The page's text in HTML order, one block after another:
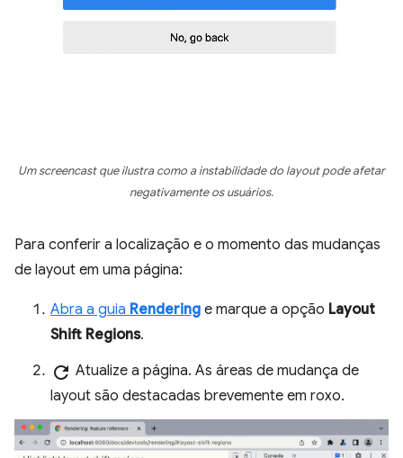
Um screencast que ilustra como a instabilidade do layout pode afetar
negativamente os usuários.
Para conferir a localização e o momento das mudanças
de layout em uma página:
Abra a guia Rendering e marque a opção Layout
Shift Regions.
refresh Atualize a página. As áreas de mudança de
layout são destacadas brevemente em roxo.